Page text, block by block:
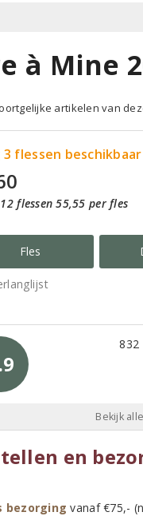
à Mine
artikelen van
3 flessen beschikbaar
flessen 55,55 per fles
Fles
832
Bekijk
en
bezorging vanaf €75,-